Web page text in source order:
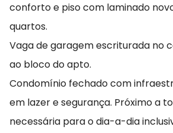
conforto e piso com laminado
quartos.
Vaga de garagem escriturada no
ao bloco do apto.
Condomínio fechado com
em lazer e segurança. Próximo a
necessária para o dia-a-dia